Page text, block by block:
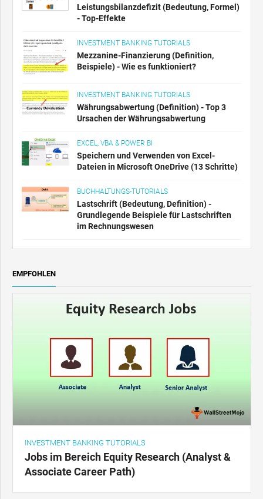
Leistungsbilanzdefizit (Bedeutung, Formel)
- Top-Effekte
INVESTMENT BANKING TUTORIALS
Mezzanine-Finanzierung (Definition,
Beispiele) - Wie es funktioniert?
INVESTMENT BANKING TUTORIALS
Währungsabwertung (Definition) - Top 3
Ursachen der Währungsabwertung
EXCEL, VBA & POWER BI
Speichern und Verwenden von Excel-
Dateien in Microsoft OneDrive (13 Schritte)
BUCHHALTUNGS-TUTORIALS
Lastschrift (Bedeutung, Definition) -
Grundlegende Beispiele für Lastschriften
im Rechnungswesen
EMPFOHLEN
INVESTMENT BANKING TUTORIALS
Jobs im Bereich Equity Research (Analyst &
Associate Career Path)